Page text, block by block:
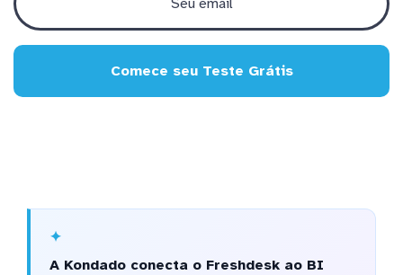
Comece seu Teste Grátis
A Kondado conecta o Freshdesk ao BI